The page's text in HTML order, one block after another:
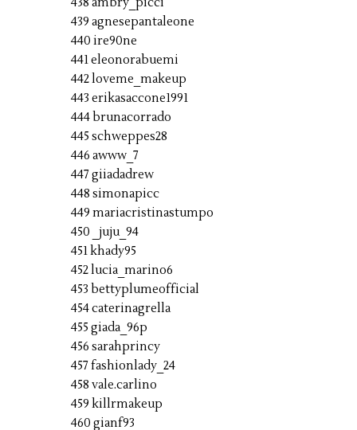
438 ambry_picci
439 agnesepantaleone
440 ire90ne
441 eleonorabuemi
442 loveme_makeup
443 erikasaccone1991
444 brunacorrado
445 schweppes28
446 awww_7
447 giiadadrew
448 simonapicc
449 mariacristinastumpo
450 _juju_94
451 khady95
452 lucia_marino6
453 bettyplumeofficial
454 caterinagrella
455 giada_96p
456 sarahprincy
457 fashionlady_24
458 vale.carlino
459 killrmakeup
460 gianf93